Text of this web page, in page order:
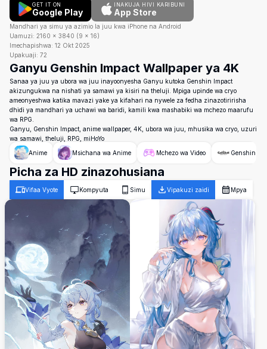
GET IT ON
Google Play
INAKUJA HIVI KARIBUNI
App Store
Mandhari ya simu ya azimio la juu kwa iPhone na Android
Uamuzi: 2160 × 3840 (9 × 16)
Imechapishwa: 12 Okt 2025
Upakuaji: 72
Ganyu Genshin Impact Wallpaper ya 4K
Sanaa ya juu ya ubora wa juu inayoonyesha Ganyu kutoka Genshin Impact
akizungukwa na nishati ya samawi ya kisiri na theluji. Mpiga upinde wa cryo
ameonyeshwa katika mavazi yake ya kifahari na nywele za fedha zinazotiririsha
dhidi ya mandhari ya uchawi wa baridi, kamili kwa mashabiki wa mchezo maarufu
wa RPG.
Ganyu, Genshin Impact, anime wallpaper, 4K, ubora wa juu, mhusika wa cryo, uzuri
wa samawi, theluji, RPG, miHoYo
Anime
Msichana wa Anime Mchezo wa Video Genshin
Picha za HD zinazohusiana
Vifaa Vyote Kompyuta Simu Vipakuzi zaidi Mpya